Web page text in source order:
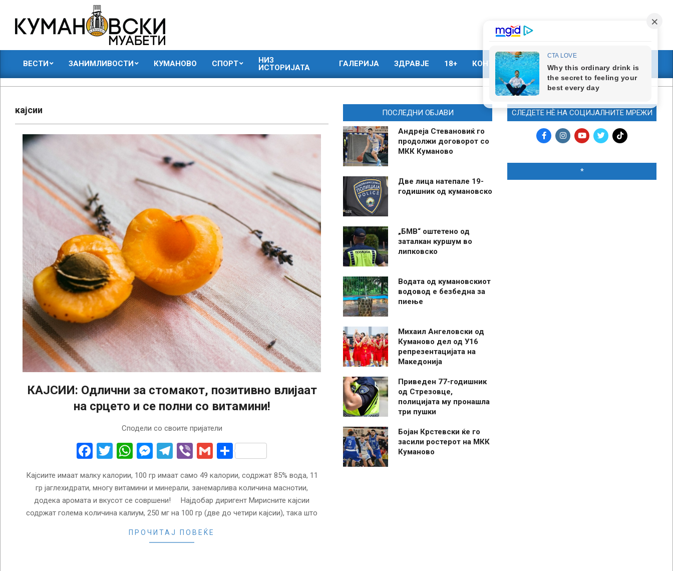
content
КУМАНОВСКИ
МУАБЕТИ
ВЕСТИ ЗАНИМЛИВОСТИ КУМАНОВО СПОРТ
НИЗ
ИСТОРИЈАТА
ГАЛЕРИЈА ЗДРАВЈЕ 18+ КОНТАКТ МАРКЕТИНГ
кајсии
КАЈСИИ: Одлични за стомакот, позитивно влијаат
на срцето и се полни со витамини!
Сподели со своите пријатели
Facebook
Twitter
WhatsApp
Messenger
Telegram
ViberGmailShare
Кајсиите имаат малку калории, 100 гр имаат само 49 калории, содржат 85% вода, 11
гр јаглехидрати, многу витамини и минерали, занемарлива количина маснотии,
додека аромата и вкусот се совршени! Најдобар диригент Мирисните кајсии
содржат голема количина калиум, 250 мг на 100 гр (две до четири кајсии), така што
ПРОЧИТАЈ ПОВЕЌЕ
ПОСЛЕДНИ ОБЈАВИ
Андреја Стевановиќ го
продолжи договорот со
МКК Куманово
Две лица натепале 19-
годишник од кумановско
„БМВ“ оштетено од
заталкан куршум во
липковско
Водата од кумановскиот
водовод е безбедна за
пиење
Михаил Ангеловски од
Куманово дел од У16
репрезентацијата на
Македонија
Приведен 77-годишник
од Стрезовце,
полицијата му пронашла
три пушки
Бојан Крстевски ќе го
засили ростерот на МКК
Куманово
СЛЕДЕТЕ НЀ НА СОЦИЈАЛНИТЕ МРЕЖИ
*